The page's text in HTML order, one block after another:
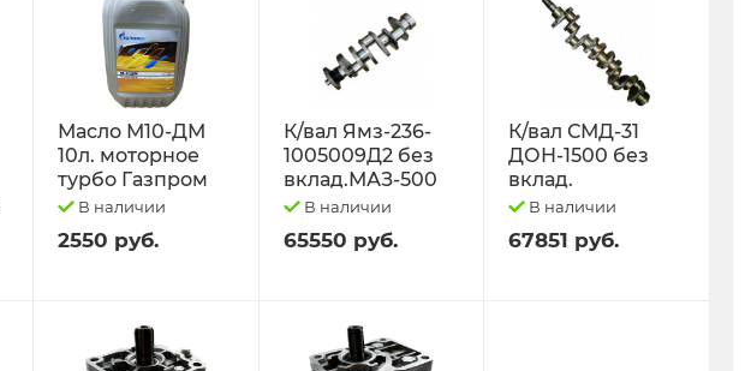
Масло М10-ДМ
10л. моторное
турбо Газпром
В наличии
2550 руб.
К/вал Ямз-236-
1005009Д2 без
вклад.МАЗ-500
В наличии
65550 руб.
К/вал СМД-31
ДОН-1500 без
вклад.
В наличии
67851 руб.